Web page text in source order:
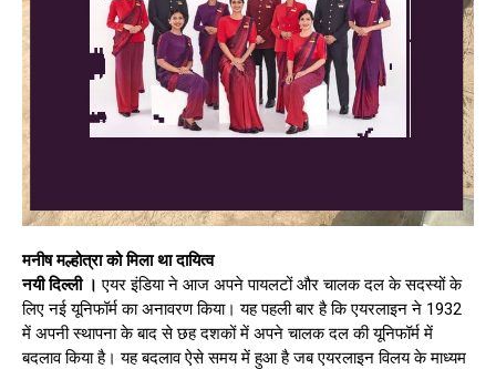
मनीष मल्होत्रा को मिला था दायित्व
नयी दिल्ली । एयर इंडिया ने आज अपने पायलटों और चालक दल के सदस्यों के
लिए नई यूनिफॉर्म का अनावरण किया। यह पहली बार है कि एयरलाइन ने 1932
में अपनी स्थापना के बाद से छह दशकों में अपने चालक दल की यूनिफॉर्म में
बदलाव किया है। यह बदलाव ऐसे समय में हुआ है जब एयरलाइन विलय के माध्यम